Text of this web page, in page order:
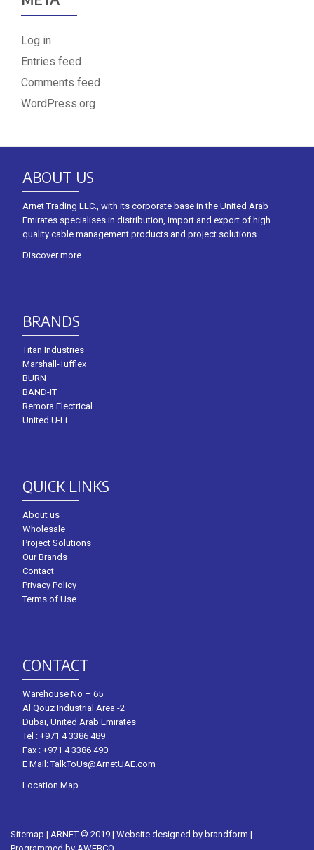
Log in
Entries feed
Comments feed
WordPress.org
ABOUT US
Arnet Trading LLC., with its corporate base in the United Arab
Emirates specialises in distribution, import and export of high
quality cable management products and project solutions.
Discover more
BRANDS
Titan Industries
Marshall-Tufflex
BURN
BAND-IT
Remora Electrical
United U-Li
QUICK LINKS
About us
Wholesale
Project Solutions
Our Brands
Contact
Privacy Policy
Terms of Use
CONTACT
Warehouse No – 65
Al Qouz Industrial Area -2
Dubai, United Arab Emirates
Tel : +971 4 3386 489
Fax : +971 4 3386 490
E Mail:TalkToUs@ArnetUAE.com
Location Map
Sitemap | ARNET © 2019 | Website designed by brandform |